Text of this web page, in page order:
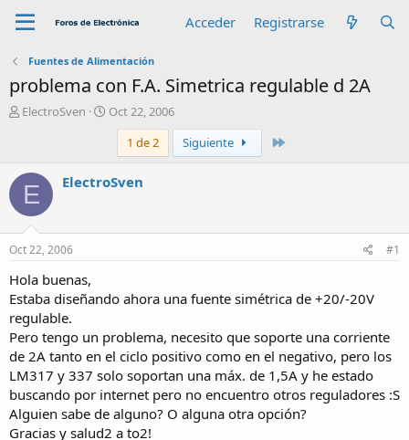
Acceder Registrarse
Fuentes de Alimentación
problema con F.A. Simetrica regulable d 2A
A
r
ElectroSven
F
a
d
i
o
Oct 22, 2006
1 de 2
Siguiente
E ElectroSven
Oct 22, 2006 #1
Hola buenas,
Estaba diseñando ahora una fuente simétrica de +20/-20V
regulable.
Pero tengo un problema, necesito que soporte una corriente
de 2A tanto en el ciclo positivo como en el negativo, pero los
LM317 y 337 solo soportan una máx. de 1,5A y he estado
buscando por internet pero no encuentro otros reguladores :S
Alguien sabe de alguno? O alguna otra opción?
Gracias y salud2 a to2!